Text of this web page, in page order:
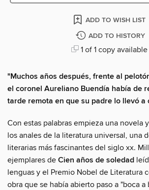
ADD TO WISH LIST
ADD TO HISTORY
1 of 1 copy available
"Muchos años después, frente al
el coronel Aureliano Buendía había de
tarde remota en que su padre lo llevó a
Con estas palabras empieza una novela
los anales de la literatura universal, una
literarias más fascinantes del siglo xx.
ejemplares de Cien años de soledad
lenguas y el Premio Nobel de Literatura
obra que se había abierto paso a "boca